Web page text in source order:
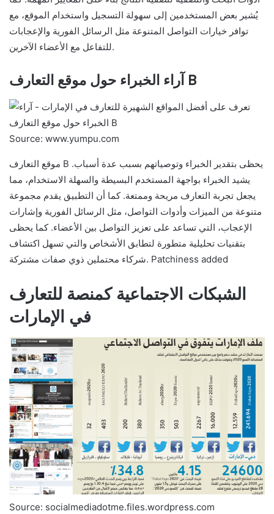
يُشير بعض المستخدمين إلى سهولة التسجيل واستخدام الموقع، مع
توافر خيارات التواصل المتنوعة مثل الرسائل الفورية والإعجابات
للتفاعل مع الأعضاء الآخرين.
آراء الخبراء حول موقع التعارف B
Source: www.yumpu.com
موقع التعارف B يحظى بتقدير الخبراء وتوصياتهم بسبب عدة أسباب.
يشيد الخبراء بواجهة المستخدم البسيطة والسهلة الاستخدام، مما
يجعل تجربة التعارف مريحة وممتعة. كما أن التطبيق يقدم مجموعة
متنوعة من الميزات وأدوات التواصل، مثل الرسائل الفورية وإشارات
الإعجاب، التي تساعد على تعزيز التواصل بين الأعضاء. كما يحظى
بتقنيات تحليلية متطورة لتطابق الأشخاص والتي تسهل اكتشاف
شركاء محتملين ذوي صفات مشتركة. Patchiness added
الشبكات الاجتماعية كمنصة للتعارف
في الإمارات
Source: socialmediadotme.files.wordpress.com